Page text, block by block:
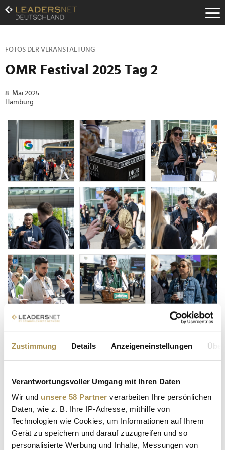
Zustimmung Details Anzeigeneinstellungen
Verantwortungsvoller Umgang mit Ihren Daten
Wir und unsere 58 Partner verarbeiten Ihre persönlichen
Daten, wie z. B. Ihre IP-Adresse, mithilfe von
Technologien wie Cookies, um Informationen auf Ihrem
Gerät zu speichern und darauf zuzugreifen und so
personalisierte Werbung und Inhalte, Messungen von
Zum
Inhalt
Zur
Navigation
Hauptnavigation
FOTOS DER VERANSTALTUNG
OMR Festival 2025 Tag 2
8. Mai 2025
Hamburg